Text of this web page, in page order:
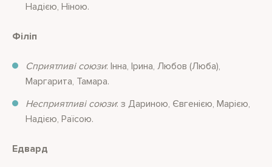
Надією, Ніною.
Філіп
Сприятливі союзи: Інна, Ірина, Любов (Люба),
Маргарита, Тамара.
Несприятливі союзи: з Дариною, Євгенією, Марією,
Надією, Раїсою.
Едвард